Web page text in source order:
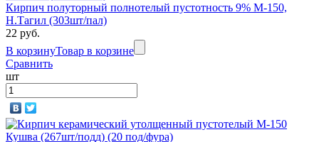
Кирпич полуторный полнотелый пустотность 9% М-150,
Н.Тагил (303шт/пал)
22 руб.
В корзинуТовар в корзине
Сравнить
шт